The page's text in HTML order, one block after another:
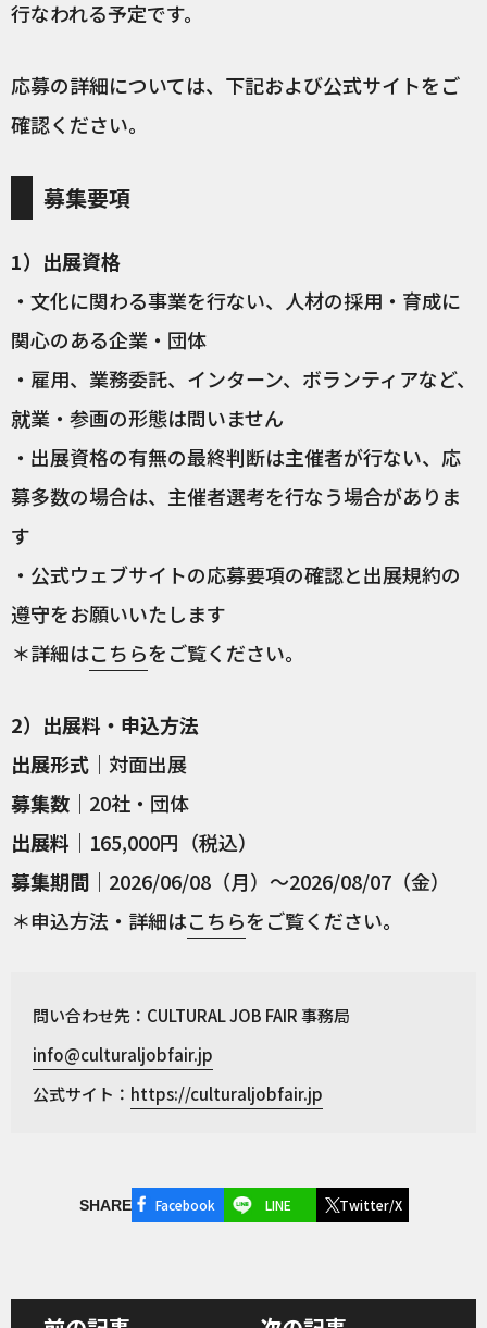
行なわれる予定です。
応募の詳細については、下記および公式サイトをご
確認ください。
募集要項
1）出展資格
・文化に関わる事業を行ない、人材の採用・育成に
関心のある企業・団体
・雇用、業務委託、インターン、ボランティアなど、
就業・参画の形態は問いません
・出展資格の有無の最終判断は主催者が行ない、応
募多数の場合は、主催者選考を行なう場合がありま
す
・公式ウェブサイトの応募要項の確認と出展規約の
遵守をお願いいたします
＊詳細はこちらをご覧ください。
2）出展料・申込方法
出展形式 ｜対面出展
募集数 ｜20社・団体
出展料 ｜165,000円（税込）
募集期間 ｜2026/06/08（月）〜2026/08/07（金）
＊申込方法・詳細はこちらをご覧ください。
問い合わせ先：CULTURAL JOB FAIR 事務局
info@culturaljobfair.jp
公式サイト： https://culturaljobfair.jp
SHARE Facebook LINE Twitter/X